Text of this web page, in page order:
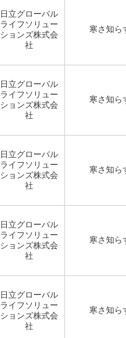
日立グローバル
ライフソリュー
ションズ株式会
社
寒さ知ら
日立グローバル
ライフソリュー
ションズ株式会
社
寒さ知ら
日立グローバル
ライフソリュー
ションズ株式会
社
寒さ知ら
日立グローバル
ライフソリュー
ションズ株式会
社
寒さ知ら
日立グローバル
ライフソリュー
ションズ株式会
社
寒さ知ら